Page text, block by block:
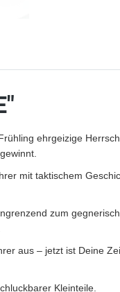
ehrgeizige
mit taktischem
zum
aus – jetzt ist Deine
Kleinteile.